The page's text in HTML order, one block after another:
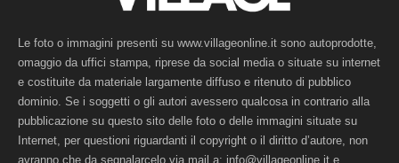
Le foto o immagini presenti su www.villageonline.it sono autoprodotte,
omaggio da uffici stampa, riprese da social media o situate su internet
e costituite da materiale largamente diffuso e ritenuto di pubblico
dominio. Se i soggetti o gli autori avessero qualcosa in contrario alla
pubblicazione su questo sito delle foto o delle immagini situate su
Internet, per questioni riguardanti il copyright o il diritto d’autore, non
avranno che da segnalarcelo via mail a: info@villageonline.it e